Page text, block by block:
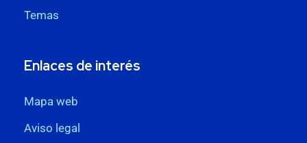
Temas
Enlaces de interés
Mapa web
Aviso legal